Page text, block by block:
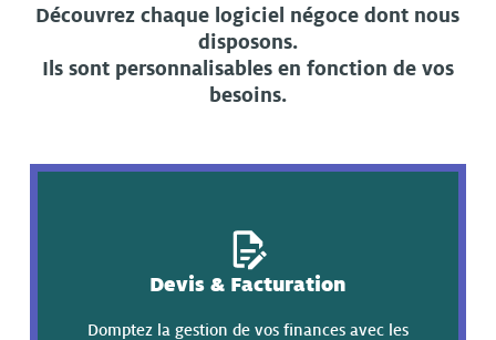
Découvrez chaque logiciel négoce dont nous
disposons.
Ils sont personnalisables en fonction de vos
besoins.
Devis & Facturation
Domptez la gestion de vos finances avec les